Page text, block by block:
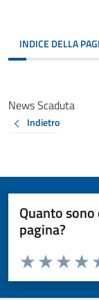
INDICE DELLA
News Scaduta
Indietro
Quanto
pagina?
Valuta da 1 a 5
Valuta 3
Valuta 2
Valuta 1 stelle